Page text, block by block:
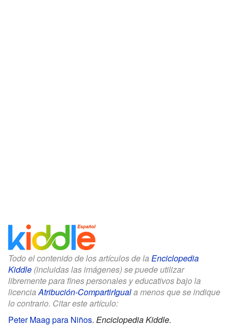
Todo el contenido de los artículos de la Enciclopedia
Kiddle (incluidas las imágenes) se puede utilizar
libremente para fines personales y educativos bajo la
licenciaAtribución-CompartirIguala menos que se indique
lo contrario. Citar este artículo:
Peter Maag para Niños. Enciclopedia Kiddle.